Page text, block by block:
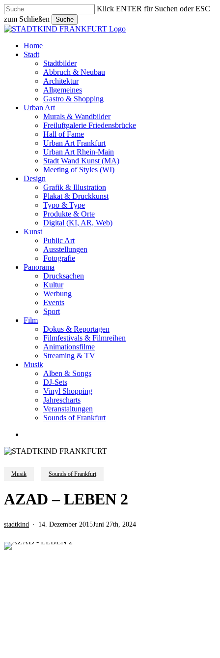
Skip
to
main
content
Klick ENTER für Suchen oder ESC
zum Schließen
Suche
Close
search
Menu
Home
Stadt
Stadtbilder
Abbruch & Neubau
Architektur
Allgemeines
Gastro & Shopping
Urban Art
Murals & Wandbilder
Freiluftgalerie Friedensbrücke
Hall of Fame
Urban Art Frankfurt
Urban Art Rhein-Main
Stadt Wand Kunst (MA)
Meeting of Styles (WI)
Design
Grafik & Illustration
Plakat & Druckkunst
Typo & Type
Produkte & Orte
Digital (KI, AR, Web)
Kunst
Public Art
Ausstellungen
Fotografie
Panorama
Drucksachen
Kultur
Werbung
Events
Sport
Film
Dokus & Reportagen
Filmfestivals & Filmreihen
Animationsfilme
Streaming & TV
Musik
Alben & Songs
DJ-Sets
Vinyl Shopping
Jahrescharts
Veranstaltungen
Sounds of Frankfurt
Musik Sounds of Frankfurt
AZAD – LEBEN 2
stadtkind 14. Dezember 2015Juni 27th, 2024